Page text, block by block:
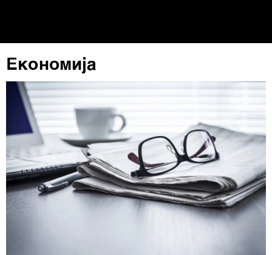
Економија